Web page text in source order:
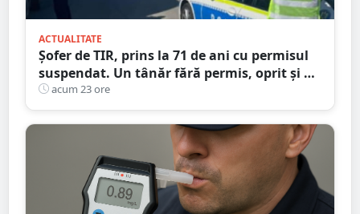
ACTUALITATE
Șofer de TIR, prins la 71 de ani cu permisul
suspendat. Un tânăr fără permis, oprit și el
la Petea
acum 23 ore